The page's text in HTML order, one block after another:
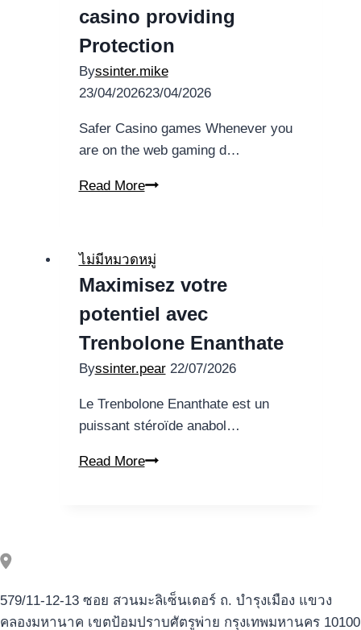
casino providing
Protection
Byssinter.mike
23/04/202623/04/2026
Safer Casino games Whenever you
are on the web gaming d…
Read MoreAs
Ignition
Is
one
of
Recognized
range
local
providing
ไม่มีหมวดหมู่
Maximisez votre
potentiel avec
Trenbolone Enanthate
Byssinter.pear 22/07/2026
Le Trenbolone Enanthate est un
puissant stéroïde anabol…
Read MoreMaximisez
579/11-12-13 ซอย สวนมะลิเซ็นเตอร์ ถ. บำรุงเมือง แขวง
คลองมหานาค เขตป้อมปราบศัตรูพ่าย กรุงเทพมหานคร 10100